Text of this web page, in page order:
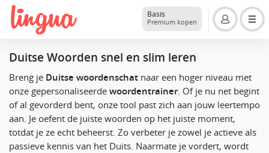
Basis
Premium kopen
Duitse Woorden snel en slim leren
Breng je Duitse woordenschat naar een hoger niveau met
onze gepersonaliseerde woordentrainer. Of je nu net begint
of al gevorderd bent, onze tool past zich aan jouw leertempo
aan. Je oefent de juiste woorden op het juiste moment,
totdat je ze echt beheerst. Zo verbeter je zowel je actieve als
passieve kennis van het Duits. Naarmate je vordert, wordt